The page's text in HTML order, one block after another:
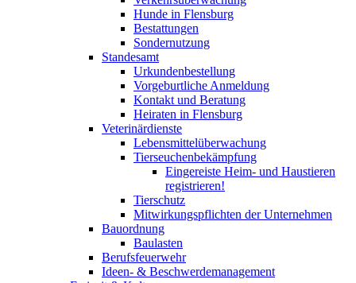
Hunde in Flensburg
Bestattungen
Sondernutzung
Standesamt
Urkundenbestellung
Vorgeburtliche Anmeldung
Kontakt und Beratung
Heiraten in Flensburg
Veterinärdienste
Lebensmittelüberwachung
Tierseuchenbekämpfung
Eingereiste Heim- und Haustieren
registrieren!
Tierschutz
Mitwirkungspflichten der Unternehmen
Bauordnung
Baulasten
Berufsfeuerwehr
Ideen- & Beschwerdemanagement